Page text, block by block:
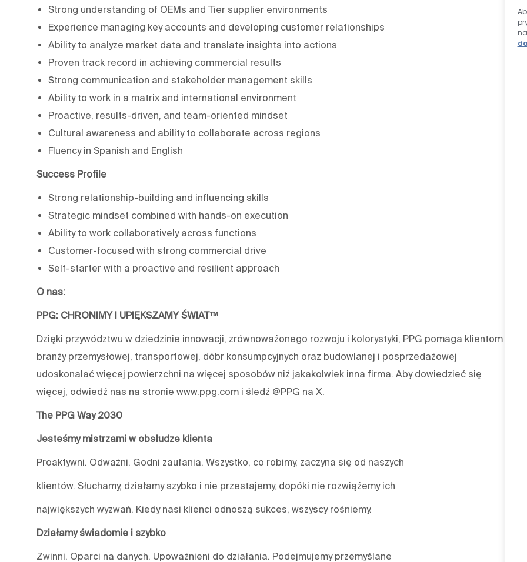
Strong understanding of OEMs and Tier supplier environments
Experience managing key accounts and developing customer relationships
Ability to analyze market data and translate insights into actions
Proven track record in achieving commercial results
Strong communication and stakeholder management skills
Ability to work in a matrix and international environment
Proactive, results-driven, and team-oriented mindset
Cultural awareness and ability to collaborate across regions
Fluency in Spanish and English
Success Profile
Strong relationship-building and influencing skills
Strategic mindset combined with hands-on execution
Ability to work collaboratively across functions
Customer-focused with strong commercial drive
Self-starter with a proactive and resilient approach
O nas:
PPG: CHRONIMY I UPIĘKSZAMY ŚWIAT™
Dzięki przywództwu w dziedzinie innowacji, zrównoważonego rozwoju i kolorystyki, PPG pomaga klientom z
branży przemysłowej, transportowej, dóbr konsumpcyjnych oraz budowlanej i posprzedażowej
udoskonalać więcej powierzchni na więcej sposobów niż jakakolwiek inna firma. Aby dowiedzieć się
więcej, odwiedź nas na stronie www.ppg.com i śledź @PPG na X.
The PPG Way 2030
Jesteśmy mistrzami w obsłudze klienta
Proaktywni. Odważni. Godni zaufania. Wszystko, co robimy, zaczyna się od naszych
klientów. Słuchamy, działamy szybko i nie przestajemy, dopóki nie rozwiążemy ich
największych wyzwań. Kiedy nasi klienci odnoszą sukces, wszyscy rośniemy.
Działamy świadomie i szybko
Zwinni. Oparci na danych. Upoważnieni do działania. Podejmujemy przemyślane